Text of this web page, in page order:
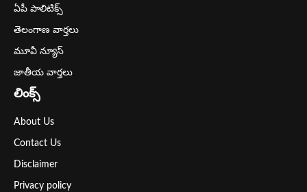
ఏపీ పాలిటిక్స్
తెలంగాణ వార్తలు
మూవీ న్యూస్
జాతీయ వార్తలు
లింక్స్
About Us
Contact Us
Disclaimer
Privacy policy